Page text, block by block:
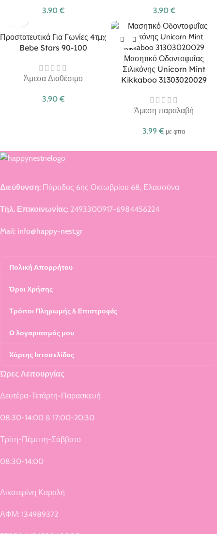
3.90 € 3.90 €
Προστατευτικά Για Γωνίες 4τμχ
Bebe Stars 90-100
Άμεσα Διαθέσιμο
3.90 €
Μασητικό Οδοντοφυΐας
Σιλικόνης Unicorn Mint
Kikkaboo 31303020029
Άμεση παραλαβή
3.99 € με φπα
Διεύθυνση: Πάροδος 6ης Οκτωβρίου 68, Ελασσόνα
Τηλ. Επικοινωνίας: 2493300917-6984456224
Mail: info@happy-nest.gr
Πολική Απορρήτου
Όροι Χρήσης
Τρόποι Πληρωμής & Επιστροφές
Ο λογαριασμός μου
Χάρτης Ιστοσελίδας
Ώρες Λειτουργίας
Δευτέρα-Τετάρτη-Παρασκευή
08:30-14:00 & 17:00-20:30
Τρίτη-Πέμπτη-Σάββατο
08:30-14:00
Αικατερίνη Καραλή
ΑΦΜ: 134989372